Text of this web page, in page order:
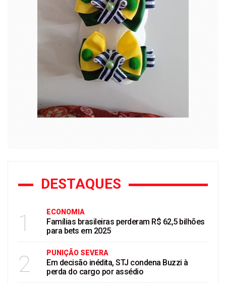
DESTAQUES
1 ECONOMIA
Famílias brasileiras perderam R$ 62,5 bilhões
para bets em 2025
2 PUNIÇÃO SEVERA
Em decisão inédita, STJ condena Buzzi à
perda do cargo por assédio